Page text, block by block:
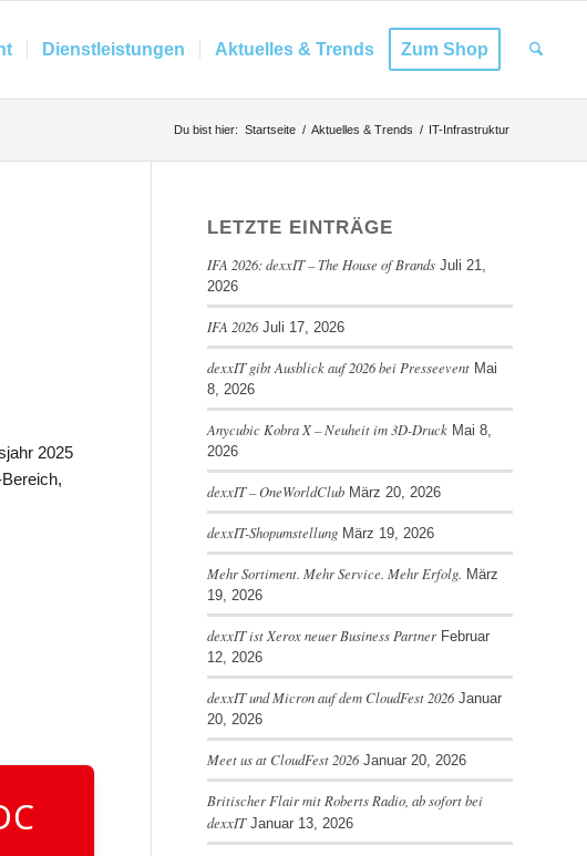
Dienstleistungen Aktuelles & Trends Zum Shop
Du bist hier: Startseite / Aktuelles & Trends / IT-Infrastruktur
2025
LETZTE EINTRÄGE
IFA 2026: dexxIT – The House of Brands Juli 21,
2026
IFA 2026 Juli 17, 2026
dexxIT gibt Ausblick auf 2026 bei Presseevent Mai
8, 2026
Anycubic Kobra X – Neuheit im 3D-Druck Mai 8,
2026
dexxIT – OneWorldClub März 20, 2026
dexxIT-Shopumstellung März 19, 2026
Mehr Sortiment. Mehr Service. Mehr Erfolg. März
19, 2026
dexxIT ist Xerox neuer Business Partner Februar
12, 2026
dexxIT und Micron auf dem CloudFest 2026 Januar
20, 2026
Meet us at CloudFest 2026 Januar 20, 2026
Britischer Flair mit Roberts Radio, ab sofort bei
dexxIT Januar 13, 2026